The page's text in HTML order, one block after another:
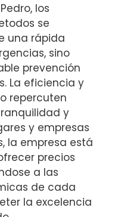
los
se
una rápida
sino
prevención
La eficiencia y
repercuten
y
y empresas
la empresa está
precios
a las
de cada
la excelencia